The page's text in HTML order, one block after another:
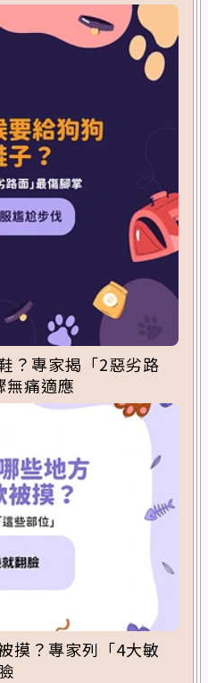
？專家揭「2惡劣路
無痛適應
摸？專家列「4大敏